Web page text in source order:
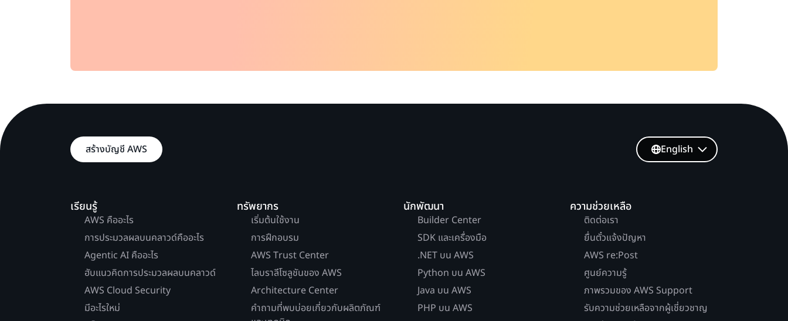
สร้างบัญชี AWS
เรียนรู้
AWS คืออะไร
การประมวลผลบนคลาวด์คืออะไร
Agentic AI คืออะไร
ฮับแนวคิดการประมวลผลบนคลาวด์
AWS Cloud Security
มีอะไรใหม่
ทรัพยากร
เริ่มต้นใช้งาน
การฝึกอบรม
AWS Trust Center
ไลบราลีโซลูชันของ AWS
Architecture Center
คำถามที่พบบ่อยเกี่ยวกับผลิตภัณฑ์
นักพัฒนา
Builder Center
SDK และเครื่องมือ
.NET บน AWS
Python บน AWS
Java บน AWS
PHP บน AWS
ความช่วยเหลือ
ติดต่อเรา
ยื่นตั๋วแจ้งปัญหา
AWS re:Post
ศูนย์ความรู้
ภาพรวมของ AWS Support
รับความช่วยเหลือจากผู้เชี่ยวชาญ
English